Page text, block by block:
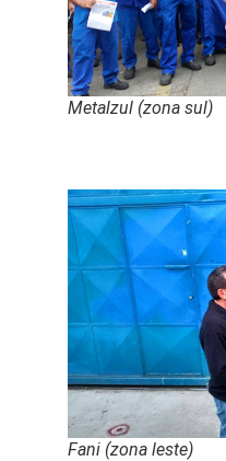
Metalzul (zona sul)
Fani (zona leste)